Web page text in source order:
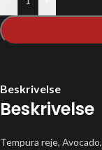
Beskrivelse
Beskrivelse
Tempura reje,